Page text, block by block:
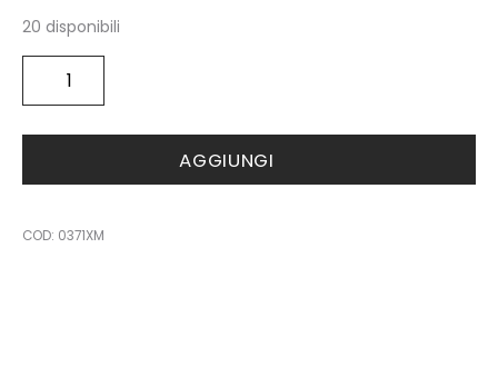
20 disponibili
Protector
with
Foot
quantità
AGGIUNGI
COD: 0371XM